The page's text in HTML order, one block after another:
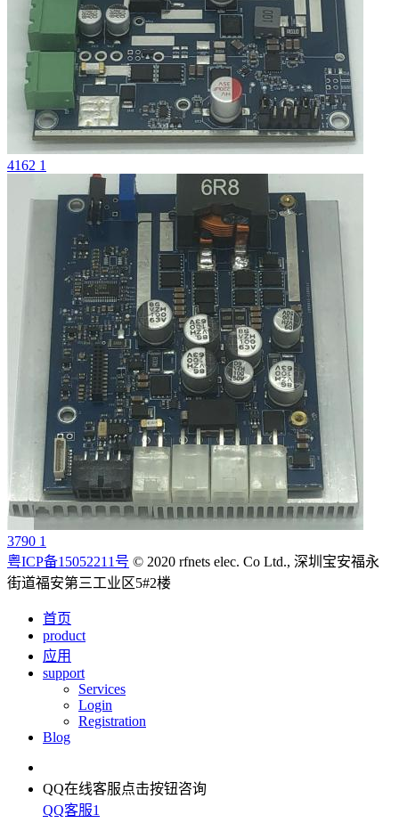
4162 1
3790 1
粤ICP备15052211号 © 2020 rfnets elec. Co Ltd., 深圳宝安福永
街道福安第三工业区5#2楼
首页
product
应用
support
Services
Login
Registration
Blog
QQ在线客服点击按钮咨询
QQ客服1